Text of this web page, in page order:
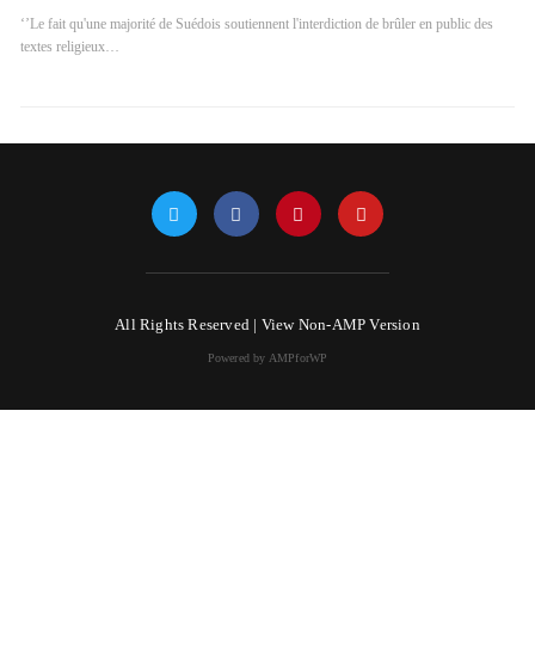
‘’Le fait qu'une majorité de Suédois soutiennent l'interdiction de brûler en public des
textes religieux…
All Rights Reserved | View Non-AMP Version
Powered by AMPforWP